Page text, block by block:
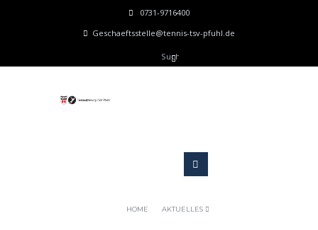
0731-9716400
Geschaeftsstelle@tennis-tsv-pfuhl.de
HOME AKTUELLES